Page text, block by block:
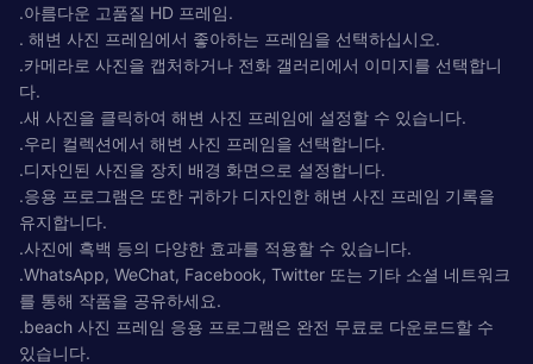
.아름다운 고품질 HD 프레임.
. 해변 사진 프레임에서 좋아하는 프레임을 선택하십시오.
.카메라로 사진을 캡처하거나 전화 갤러리에서 이미지를 선택합니
다.
.새 사진을 클릭하여 해변 사진 프레임에 설정할 수 있습니다.
.우리 컬렉션에서 해변 사진 프레임을 선택합니다.
.디자인된 사진을 장치 배경 화면으로 설정합니다.
.응용 프로그램은 또한 귀하가 디자인한 해변 사진 프레임 기록을
유지합니다.
.사진에 흑백 등의 다양한 효과를 적용할 수 있습니다.
.WhatsApp, WeChat, Facebook, Twitter 또는 기타 소셜 네트워크
를 통해 작품을 공유하세요.
.beach 사진 프레임 응용 프로그램은 완전 무료로 다운로드할 수
있습니다.